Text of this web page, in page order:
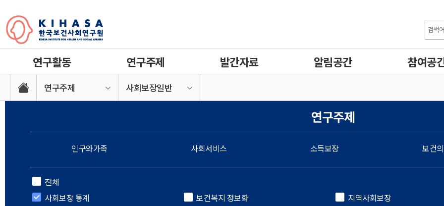
연구활동 연구주제 발간자료 알림공간 참여공
연구주제 사회보장일반
연구주제
인구와가족 사회서비스 소득보장 보건
전체
사회보장 통계
보건복지 정보화
지역사회보장